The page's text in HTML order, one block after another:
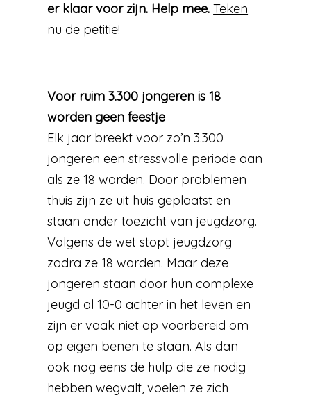
er klaar voor zijn. Help mee.Teken
nu de petitie!
Voor ruim 3.300 jongeren is 18
worden geen feestje
Elk jaar breekt voor zo’n 3.300
jongeren een stressvolle periode aan
als ze 18 worden. Door problemen
thuis zijn ze uit huis geplaatst en
staan onder toezicht van jeugdzorg.
Volgens de wet stopt jeugdzorg
zodra ze 18 worden. Maar deze
jongeren staan door hun complexe
jeugd al 10-0 achter in het leven en
zijn er vaak niet op voorbereid om
op eigen benen te staan. Als dan
ook nog eens de hulp die ze nodig
hebben wegvalt, voelen ze zich